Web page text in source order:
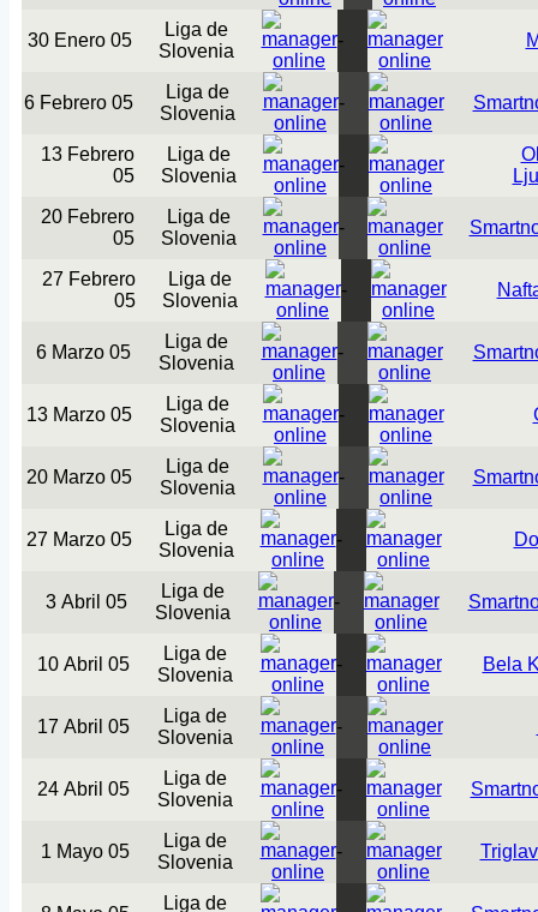
30 Enero 05
Liga de
Slovenia
-
6 Febrero 05
Liga de
Slovenia
-
13 Febrero
05
Liga de
Slovenia
-
20 Febrero
05
Liga de
Slovenia
-
27 Febrero
05
Liga de
Slovenia
-
6 Marzo 05
Liga de
Slovenia
-
13 Marzo 05
Liga de
Slovenia
-
20 Marzo 05
Liga de
Slovenia
-
27 Marzo 05
Liga de
Slovenia
-
3 Abril 05
Liga de
Slovenia
-
10 Abril 05
Liga de
Slovenia
- Bela
17 Abril 05
Liga de
Slovenia
-
24 Abril 05
Liga de
Slovenia
-
1 Mayo 05
Liga de
Slovenia
-
Liga de